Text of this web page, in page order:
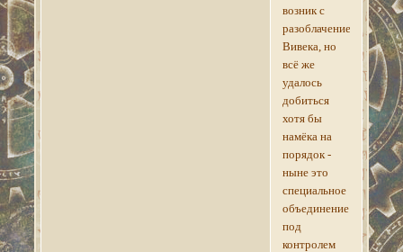
возник с
разоблачением
Вивека, но
всё же
удалось
добиться
хотя бы
намёка на
порядок -
ныне это
специальное
объединение
под
контролем